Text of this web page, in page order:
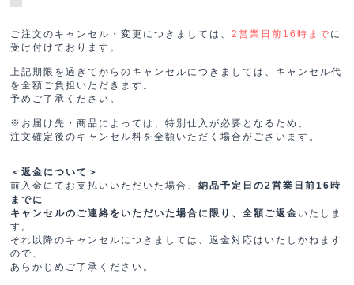
ご注文のキャンセル・変更につきましては、2営業日前16時まで に
受け付けております。
上記期限を過ぎてからのキャンセルにつきましては、キャンセル代
を全額ご負担いただきます。
予めご了承ください。
※お届け先・商品によっては、特別仕入が必要となるため、
注文確定後のキャンセル料を全額いただく場合がございます。
＜返金について＞
前入金にてお支払いいただいた場合、納品予定日の2営業日前16時
までに
キャンセルのご連絡をいただいた場合に限り、全額ご返金 いたしま
す。
それ以降のキャンセルにつきましては、返金対応はいたしかねます
ので、
あらかじめご了承ください。